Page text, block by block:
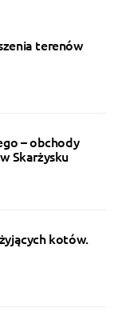
terenów
– obchody
Skarżysku
kotów.